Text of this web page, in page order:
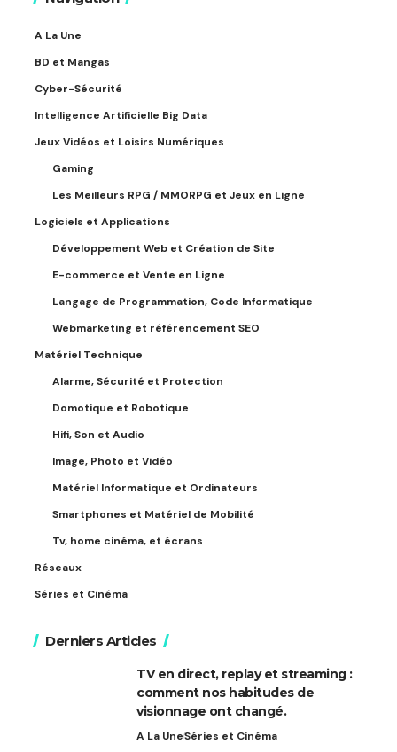
A La Une
BD et Mangas
Cyber-Sécurité
Intelligence Artificielle Big Data
Jeux Vidéos et Loisirs Numériques
Gaming
Les Meilleurs RPG / MMORPG et Jeux en Ligne
Logiciels et Applications
Développement Web et Création de Site
E-commerce et Vente en Ligne
Langage de Programmation, Code Informatique
Webmarketing et référencement SEO
Matériel Technique
Alarme, Sécurité et Protection
Domotique et Robotique
Hifi, Son et Audio
Image, Photo et Vidéo
Matériel Informatique et Ordinateurs
Smartphones et Matériel de Mobilité
Tv, home cinéma, et écrans
Réseaux
Séries et Cinéma
Derniers Articles
TV en direct, replay et streaming :
comment nos habitudes de
visionnage ont changé.
A La UneSéries et Cinéma